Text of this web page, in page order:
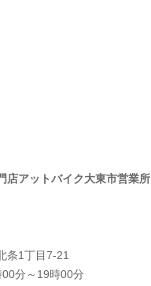
店アットバイク大東市営業所
条1丁目7-21
分～19時00分